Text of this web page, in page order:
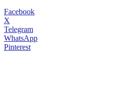
Facebook
X
Telegram
WhatsApp
Pinterest